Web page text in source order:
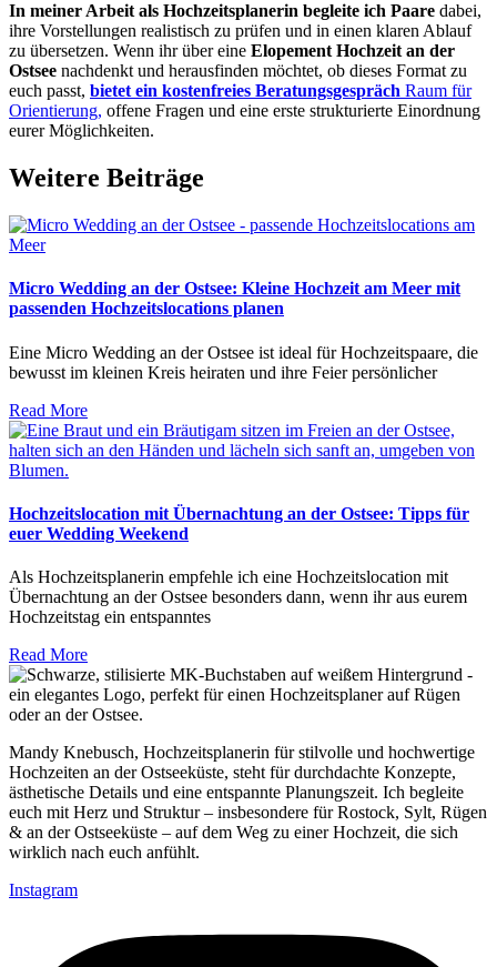
In meiner Arbeit als Hochzeitsplanerin begleite ich Paare dabei,
ihre Vorstellungen realistisch zu prüfen und in einen klaren Ablauf
zu übersetzen. Wenn ihr über eine Elopement Hochzeit an der
Ostsee nachdenkt und herausfinden möchtet, ob dieses Format zu
euch passt, bietet ein kostenfreies Beratungsgespräch Raum für
Orientierung, offene Fragen und eine erste strukturierte Einordnung
eurer Möglichkeiten.
Weitere Beiträge
Micro Wedding an der Ostsee: Kleine Hochzeit am Meer mit
passenden Hochzeitslocations planen
Eine Micro Wedding an der Ostsee ist ideal für Hochzeitspaare, die
bewusst im kleinen Kreis heiraten und ihre Feier persönlicher
Read More
Hochzeitslocation mit Übernachtung an der Ostsee: Tipps für
euer Wedding Weekend
Als Hochzeitsplanerin empfehle ich eine Hochzeitslocation mit
Übernachtung an der Ostsee besonders dann, wenn ihr aus eurem
Hochzeitstag ein entspanntes
Read More
Mandy Knebusch, Hochzeitsplanerin für stilvolle und hochwertige
Hochzeiten an der Ostseeküste, steht für durchdachte Konzepte,
ästhetische Details und eine entspannte Planungszeit. Ich begleite
euch mit Herz und Struktur – insbesondere für Rostock, Sylt, Rügen
& an der Ostseeküste – auf dem Weg zu einer Hochzeit, die sich
wirklich nach euch anfühlt.
Instagram